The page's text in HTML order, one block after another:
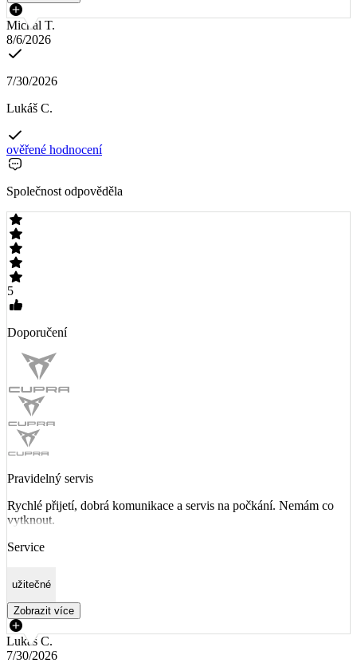
Michal T.
8/6/2026
7/30/2026
Lukáš C.
ověřené hodnocení
Společnost odpověděla
5
Doporučení
Pravidelný servis
Rychlé přijetí, dobrá komunikace a servis na počkání. Nemám co
vytknout.
Service
užitečné
Zobrazit více
Lukáš C.
7/30/2026